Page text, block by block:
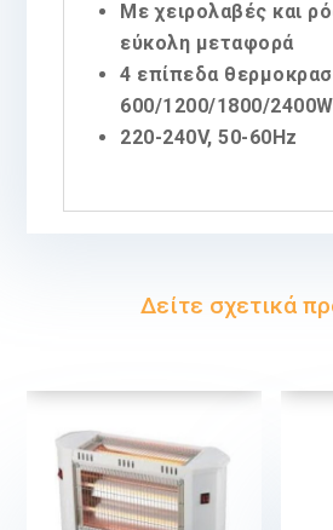
Με χειρολαβές και
εύκολη μεταφορά
4 επίπεδα
600/1200/1800/2400W
220-240V, 50-60Hz
Δείτε σχετικά